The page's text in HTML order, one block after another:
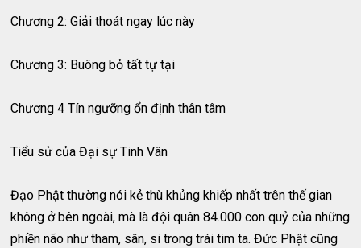
Chương 2: Giải thoát ngay lúc này
Chương 3: Buông bỏ tất tự tại
Chương 4 Tín ngưỡng ổn định thân tâm
Tiểu sử của Đại sự Tinh Vân
Đạo Phật thường nói kẻ thù khủng khiếp nhất trên thế gian
không ở bên ngoài, mà là đội quân 84.000 con quỷ của những
phiền não như tham, sân, si trong trái tim ta. Đức Phật cũng